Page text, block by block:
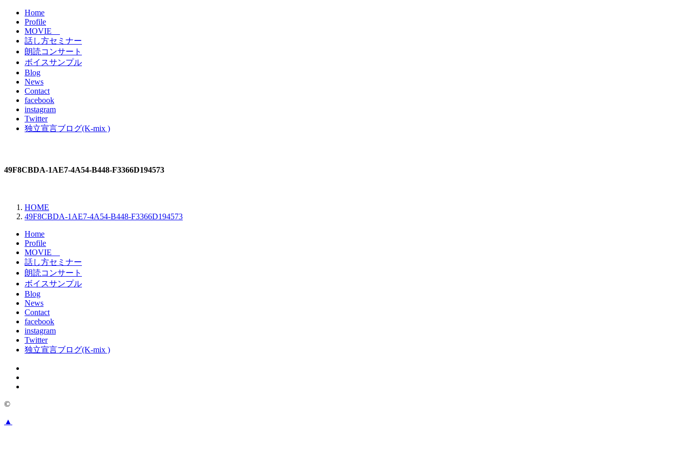
Home
Profile
MOVIE
話し方セミナー
朗読コンサート
ボイスサンプル
Blog
News
Contact
facebook
instagram
Twitter
独立宣言ブログ(K-mix )
49F8CBDA-1AE7-4A54-B448-F3366D194573
HOME
49F8CBDA-1AE7-4A54-B448-F3366D194573
Home
Profile
MOVIE
話し方セミナー
朗読コンサート
ボイスサンプル
Blog
News
Contact
facebook
instagram
Twitter
独立宣言ブログ(K-mix )
©
▲